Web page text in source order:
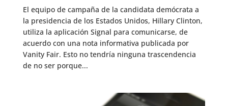
El equipo de campaña de la candidata demócrata a
la presidencia de los Estados Unidos, Hillary Clinton,
utiliza la aplicación Signal para comunicarse, de
acuerdo con una nota informativa publicada por
Vanity Fair. Esto no tendría ninguna trascendencia
de no ser porque...